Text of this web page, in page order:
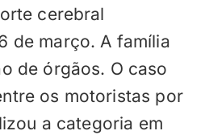
cerebral
de março. A família
de órgãos. O caso
os motoristas por
a categoria em